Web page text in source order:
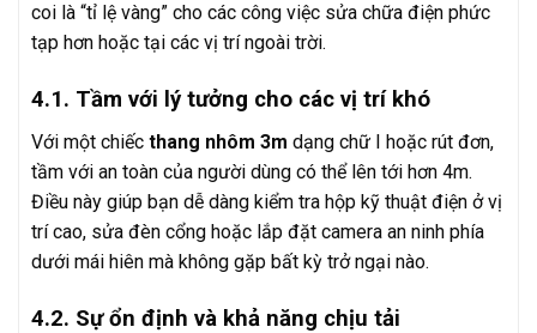
coi là “tỉ lệ vàng” cho các công việc sửa chữa điện phức
tạp hơn hoặc tại các vị trí ngoài trời.
4.1. Tầm với lý tưởng cho các vị trí khó
Với một chiếc thang nhôm 3m dạng chữ I hoặc rút đơn,
tầm với an toàn của người dùng có thể lên tới hơn 4m.
Điều này giúp bạn dễ dàng kiểm tra hộp kỹ thuật điện ở vị
trí cao, sửa đèn cổng hoặc lắp đặt camera an ninh phía
dưới mái hiên mà không gặp bất kỳ trở ngại nào.
4.2. Sự ổn định và khả năng chịu tải